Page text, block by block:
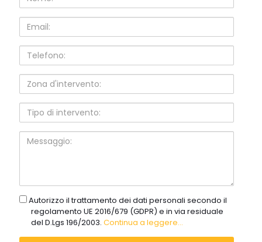
Email:
Telefono:
Zona
d'intervento:
Tipo
intervento:
Messaggio:
gdprAutorizzo il trattamento dei dati personali secondo il
regolamento UE 2016/679 (GDPR) e in via residuale
del D.Lgs 196/2003. Continua a leggere...